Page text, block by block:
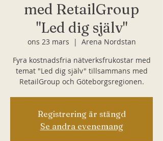
med RetailGroup
"Led dig själv"
ons 23 mars
  |
Arena Nordstan
Fyra kostnadsfria nätverksfrukostar med
temat "Led dig själv" tillsammans med
RetailGroup och Göteborgsregionen.
Registrering är stängd
Se andra evenemang